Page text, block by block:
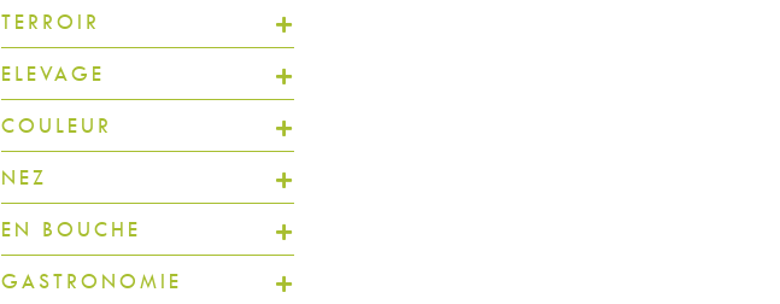
TERROIR
ELEVAGE
COULEUR
NEZ
EN BOUCHE
GASTRONOMIE